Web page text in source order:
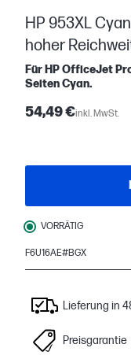
HP 953XL
hoher
Für HP OfficeJet
Seiten Cyan.
54,49 €inkl. MwSt.
VORRÄTIG
F6U16AE#BGX
Lieferung in
Preisgarantie